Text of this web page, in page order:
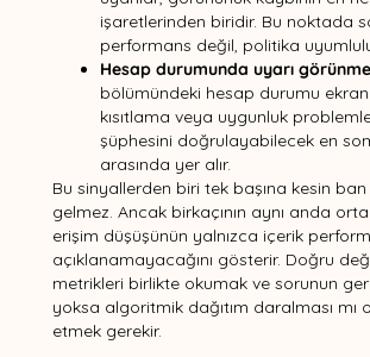
işaretlerinden biridir. Bu noktada
performans değil, politika
Hesap durumunda uyarı
bölümündeki hesap durumu
kısıtlama veya uygunluk
şüphesini doğrulayabilecek en
arasında yer alır.
Bu sinyallerden biri tek başına kesin ban
gelmez. Ancak birkaçının aynı anda
erişim düşüşünün yalnızca içerik
açıklanamayacağını gösterir. Doğru
metrikleri birlikte okumak ve sorunun
yoksa algoritmik dağıtım daralması mı
etmek gerekir.